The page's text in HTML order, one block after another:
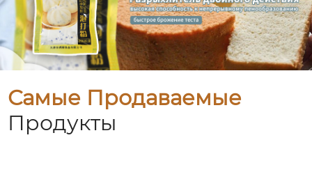
Самые Продаваемые
Продукты